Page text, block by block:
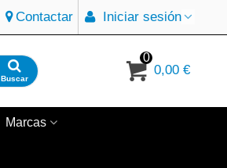
Contactar Iniciar sesión
Buscar
0
0,00 €
Marcas